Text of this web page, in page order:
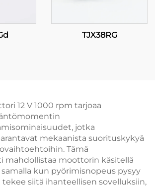
TJX38RG
12 V 1000 rpm tarjoaa
jotka
mekaanista suorituskykyä
Tämä
mahdollistaa moottorin käsitellä
kun pyörimisnopeus pysyy
tekee siitä ihanteellisen sovelluksiin,